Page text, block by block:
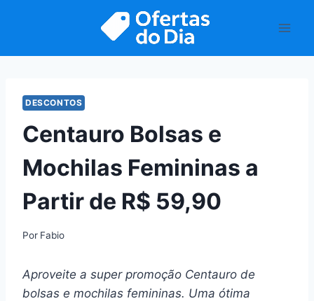
DESCONTOS
Centauro Bolsas e
Mochilas Femininas a
Partir de R$ 59,90
Por Fabio
Aproveite a super promoção Centauro de
bolsas e mochilas femininas. Uma ótima